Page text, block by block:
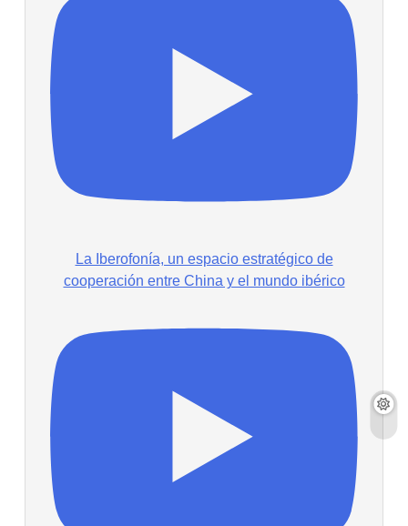
La Iberofonía, un espacio estratégico de
cooperación entre China y el mundo ibérico